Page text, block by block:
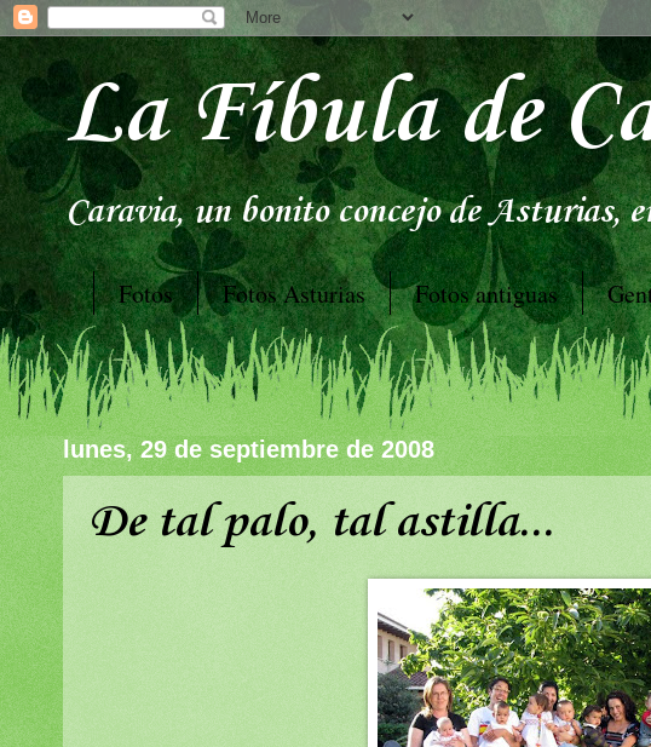
La Fíbula de
Caravia, un bonito concejo de Asturias,
Fotos Fotos Asturias Fotos antiguas
lunes, 29 de septiembre de 2008
De tal palo, tal astilla...